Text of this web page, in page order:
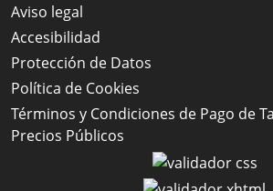
Aviso legal
Accesibilidad
Protección de Datos
Política de Cookies
Términos y Condiciones de Pago de
Precios Públicos